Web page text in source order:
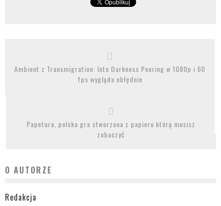
Ambient z Transmigration: Into Darkness Peering w 1080p i 60
fps wygląda obłędnie
Papetura, polska gra stworzona z papieru którą musisz
zobaczyć
O AUTORZE
Redakcja